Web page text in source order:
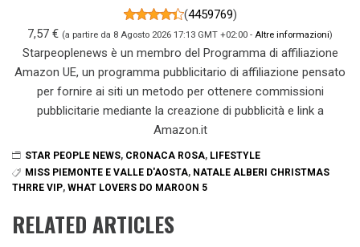
(4459769)
7,57 € (a partire da 8 Agosto 2026 17:13 GMT +02:00 - Altre informazioni)
Starpeoplenews è un membro del Programma di affiliazione
Amazon UE, un programma pubblicitario di affiliazione pensato
per fornire ai siti un metodo per ottenere commissioni
pubblicitarie mediante la creazione di pubblicità e link a
Amazon.it
STAR PEOPLE NEWS, CRONACA ROSA, LIFESTYLE
MISS PIEMONTE E VALLE D'AOSTA, NATALE ALBERI CHRISTMAS
THRRE VIP, WHAT LOVERS DO MAROON 5
RELATED ARTICLES